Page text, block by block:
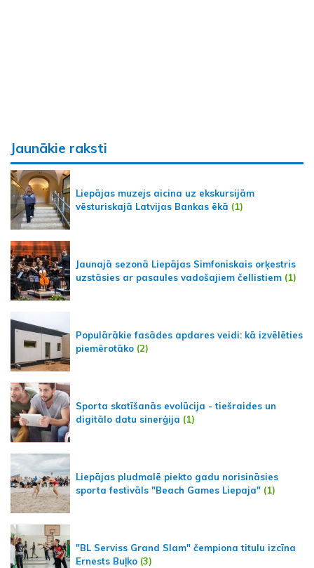
Jaunākie raksti
Liepājas muzejs aicina uz ekskursijām
vēsturiskajā Latvijas Bankas ēkā (1)
Jaunajā sezonā Liepājas Simfoniskais orķestris
uzstāsies ar pasaules vadošajiem čellistiem (1)
Populārākie fasādes apdares veidi: kā izvēlēties
piemērotāko (2)
Sporta skatīšanās evolūcija - tiešraides un
digitālo datu sinerģija (1)
Liepājas pludmalē piekto gadu norisināsies
sporta festivāls "Beach Games Liepaja" (1)
"BL Serviss Grand Slam" čempiona titulu izcīna
Ernests Buļko (3)